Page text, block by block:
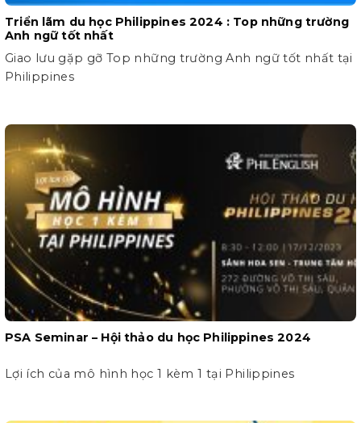
Triển lãm du học Philippines 2024 : Top những trường
Anh ngữ tốt nhất
Giao lưu gặp gỡ Top những trường Anh ngữ tốt nhất tại
Philippines
PSA Seminar – Hội thảo du học Philippines 2024
Lợi ích của mô hình học 1 kèm 1 tại Philippines